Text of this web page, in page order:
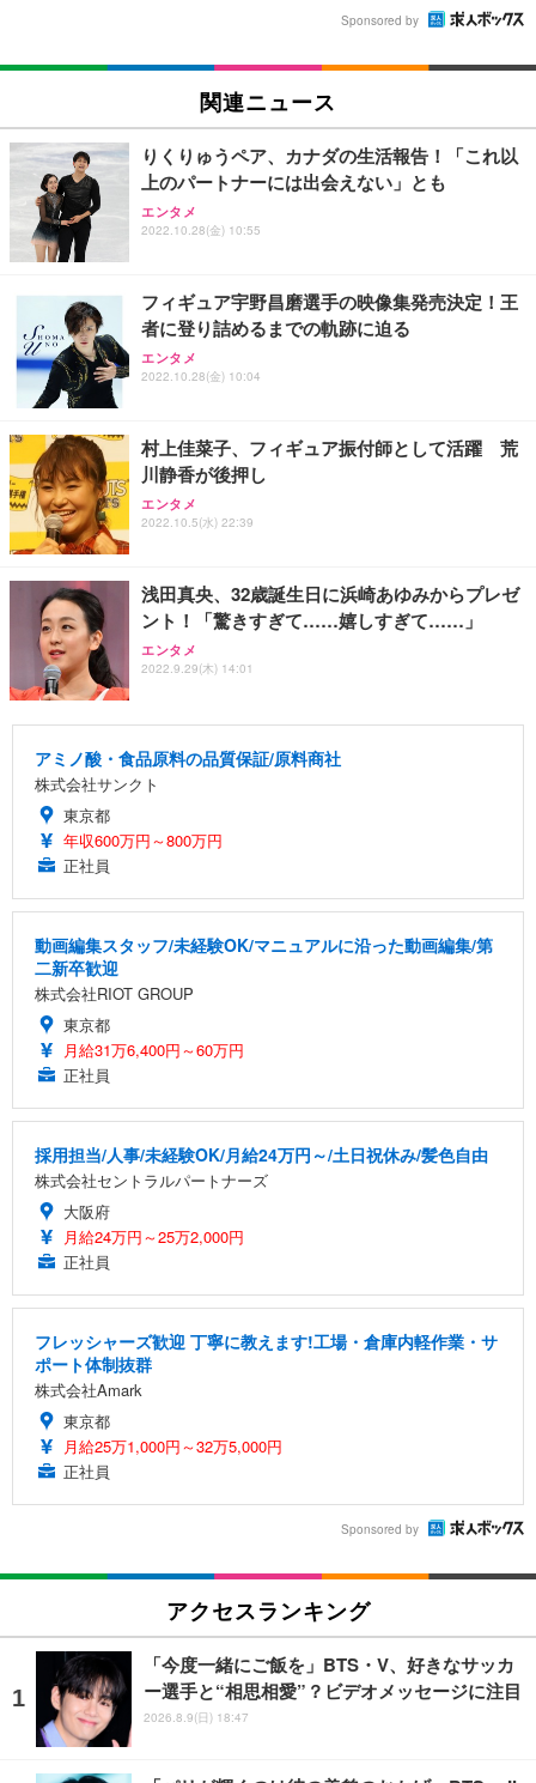
Sponsored by
関連ニュース
りくりゅうペア、カナダの生活報告！「これ以
上のパートナーには出会えない」とも
エンタメ
2022.10.28(金) 10:55
フィギュア宇野昌磨選手の映像集発売決定！王
者に登り詰めるまでの軌跡に迫る
エンタメ
2022.10.28(金) 10:04
村上佳菜子、フィギュア振付師として活躍 荒
川静香が後押し
エンタメ
2022.10.5(水) 22:39
浅田真央、32歳誕生日に浜崎あゆみからプレゼ
ント！「驚きすぎて……嬉しすぎて……」
エンタメ
2022.9.29(木) 14:01
アミノ酸・食品原料の品質保証/原料商社
株式会社サンクト
東京都
年収600万円～800万円
正社員
動画編集スタッフ/未経験OK/マニュアルに沿った動画編集/第
二新卒歓迎
株式会社RIOT GROUP
東京都
月給31万6,400円～60万円
正社員
採用担当/人事/未経験OK/月給24万円～/土日祝休み/髪色自由
株式会社セントラルパートナーズ
大阪府
月給24万円～25万2,000円
正社員
フレッシャーズ歓迎 丁寧に教えます!工場・倉庫内軽作業・サ
ポート体制抜群
株式会社Amark
東京都
月給25万1,000円～32万5,000円
正社員
Sponsored by
アクセスランキング
「今度一緒にご飯を」BTS・V、好きなサッカ
ー選手と“相思相愛”？ビデオメッセージに注目
2026.8.9(日) 18:47